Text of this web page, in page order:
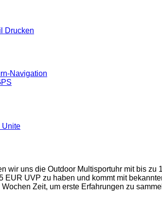
Drucken
Navigation
Unite
wir uns die Outdoor Multisportuhr mit bis
EUR UVP zu haben und kommt mit
Zeit, um erste Erfahrungen zu